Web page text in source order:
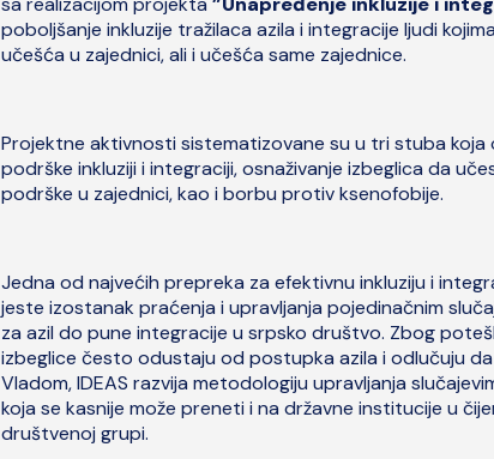
poboljšanje inkluzije tražilaca azila i integracije ljudi
učešća u zajednici, ali i učešća same zajednice.
Projektne aktivnosti sistematizovane su u tri stuba
podrške inkluziji i integraciji, osnaživanje izbeglica da
podrške u zajednici, kao i borbu protiv ksenofobije.
Jedna od najvećih prepreka za efektivnu inkluziju i
jeste izostanak praćenja i upravljanja pojedinačnim
za azil do pune integracije u srpsko društvo. Zbog
izbeglice često odustaju od postupka azila i odlučuju
Vladom, IDEAS razvija metodologiju upravljanja
koja se kasnije može preneti i na državne institucije u
društvenoj grupi.